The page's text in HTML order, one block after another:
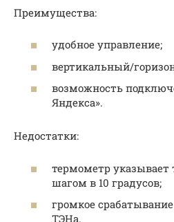
Преимущества:
удобное управление;
вертикальный/
возможность
Яндекса».
Недостатки:
термометр указывает
шагом в 10 градусов;
громкое
ТЭНа.